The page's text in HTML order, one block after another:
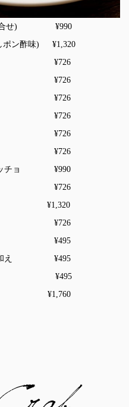
(盛合せ) ¥990
ポン酢味) ¥1,320
げ ¥726
げ ¥726
揚げ ¥726
ライ ¥726
ー ¥726
ー ¥726
パッチョ ¥990
ネ ¥726
ズ ¥1,320
ー ¥726
¥495
辛和え ¥495
ト ¥495
本) ¥1,760